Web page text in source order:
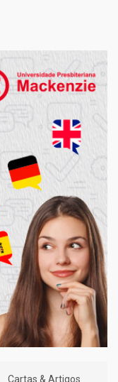
Cartas & Artigos